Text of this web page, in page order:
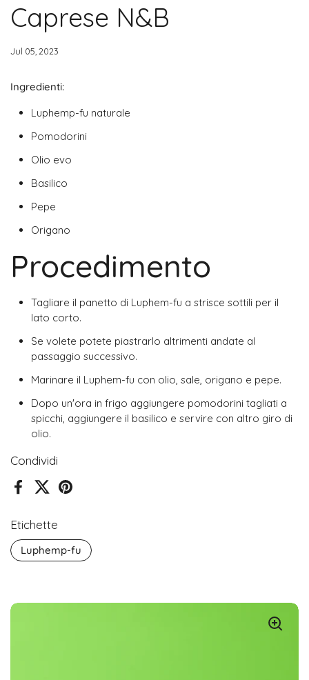
Caprese N&B
Jul 05, 2023
Condividi
Facebook
X (Twitter)Pinterest
Etichette
Luphemp-fu
Ingredienti:
Luphemp-fu naturale
Pomodorini
Olio evo
Basilico
Pepe
Origano
Procedimento
Tagliare il panetto di Luphem-fu a strisce sottili per il
lato corto.
Se volete potete piastrarlo altrimenti andate al
passaggio successivo.
Marinare il Luphem-fu con olio, sale, origano e pepe.
Dopo un'ora in frigo aggiungere pomodorini tagliati a
spicchi, aggiungere il basilico e servire con altro giro di
olio.